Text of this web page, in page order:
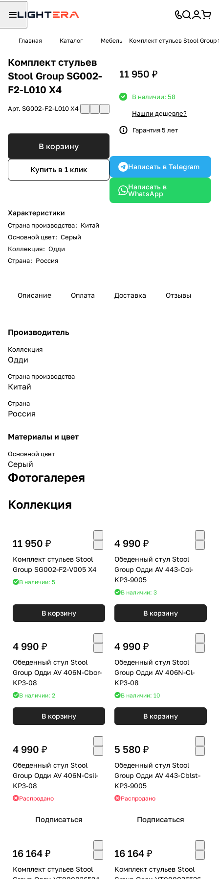
Главная Каталог Мебель Комплект стульев Stool Group
Комплект стульев
Stool Group SG002-
F2-L010 X4
Арт. SG002-F2-L010 X4
В корзину
Купить в 1 клик
Характеристики
Страна производства: Китай
Основной цвет: Серый
Коллекция: Одди
Страна: Россия
11 950 ₽
В наличии: 58
Нашли дешевле?
Гарантия 5 лет
Написать в Telegram
Написать в
WhatsApp
Описание Оплата Доставка Отзывы
Производитель
Коллекция
Одди
Страна производства
Китай
Страна
Россия
Материалы и цвет
Основной цвет
Серый
Фотогалерея
Коллекция
11 950 ₽
Комплект стульев Stool
Group SG002-F2-V005 X4
В наличии: 5
В корзину
4 990 ₽
Обеденный стул Stool
Group Одди AV 443-Col-
KP3-9005
В наличии: 3
В корзину
4 990 ₽
Обеденный стул Stool
Group Одди AV 406N-Cbor-
KP3-08
В наличии: 2
В корзину
4 990 ₽
Обеденный стул Stool
Group Одди AV 406N-Cl-
KP3-08
В наличии: 10
В корзину
4 990 ₽
Обеденный стул Stool
Group Одди AV 406N-Csil-
KP3-08
Распродано
Подписаться
5 580 ₽
Обеденный стул Stool
Group Одди AV 443-Cblst-
KP3-9005
Распродано
Подписаться
16 164 ₽
Комплект стульев Stool
16 164 ₽
Комплект стульев Stool